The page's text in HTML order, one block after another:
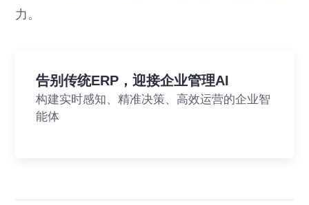
力。
告别传统ERP，迎接企业管理AI
构建实时感知、精准决策、高效运营的企业智
能体